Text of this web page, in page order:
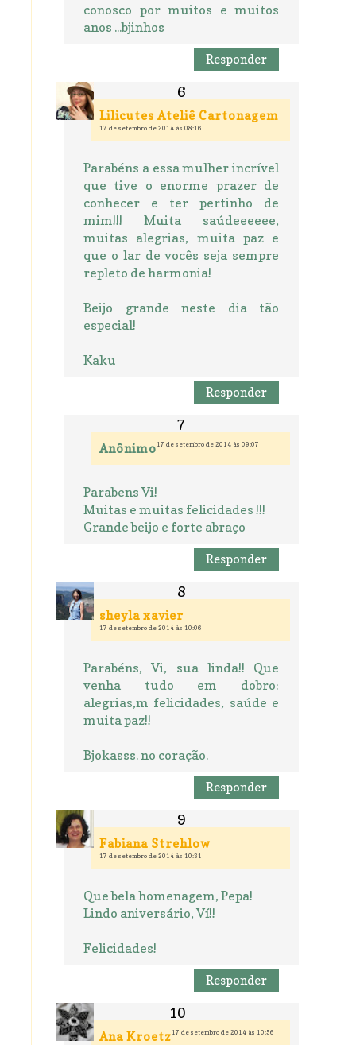
conosco por muitos e muitos
anos ...bjinhos
Responder
Lilicutes Ateliê Cartonagem
17 de setembro de 2014 às 08:16
Parabéns a essa mulher incrível
que tive o enorme prazer de
conhecer e ter pertinho de
mim!!! Muita saúdeeeeee,
muitas alegrias, muita paz e
que o lar de vocês seja sempre
repleto de harmonia!
Beijo grande neste dia tão
especial!
Kaku
Responder
Anônimo 17 de setembro de 2014 às 09:07
Parabens Vi!
Muitas e muitas felicidades !!!
Grande beijo e forte abraço
Responder
sheyla xavier
17 de setembro de 2014 às 10:06
Parabéns, Vi, sua linda!! Que
venha tudo em dobro:
alegrias,m felicidades, saúde e
muita paz!!
Bjokasss. no coração.
Responder
Fabiana Strehlow
17 de setembro de 2014 às 10:31
Que bela homenagem, Pepa!
Lindo aniversário, Ví!!
Felicidades!
Responder
Ana Kroetz 17 de setembro de 2014 às 10:56